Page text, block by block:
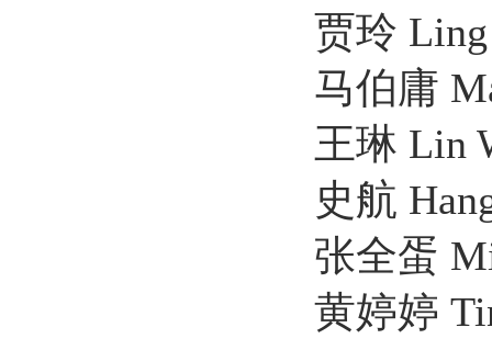
贾玲 Ling
马伯庸
王琳 Lin
史航 Hang
张全蛋
黄婷婷